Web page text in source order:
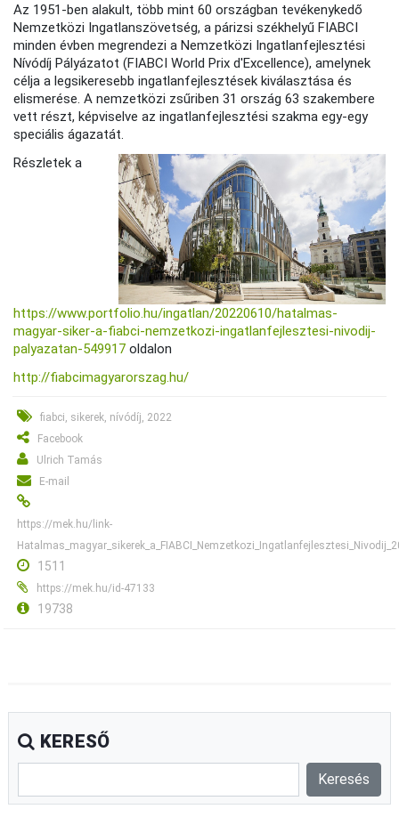
Az 1951-ben alakult, több mint 60 országban tevékenykedő
Nemzetközi Ingatlanszövetség, a párizsi székhelyű FIABCI
minden évben megrendezi a Nemzetközi Ingatlanfejlesztési
Nívódíj Pályázatot (FIABCI World Prix d'Excellence), amelynek
célja a legsikeresebb ingatlanfejlesztések kiválasztása és
elismerése. A nemzetközi zsűriben 31 ország 63 szakembere
vett részt, képviselve az ingatlanfejlesztési szakma egy-egy
speciális ágazatát.
Részletek a
https://www.portfolio.hu/ingatlan/20220610/hatalmas-
magyar-siker-a-fiabci-nemzetkozi-ingatlanfejlesztesi-nivodij-
palyazatan-549917 oldalon
http://fiabcimagyarorszag.hu/
fiabci, sikerek, nívódíj, 2022
Facebook
Ulrich Tamás
E-mail
https://mek.hu/link-
1511
https://mek.hu/id-47133
19738
KERESŐ